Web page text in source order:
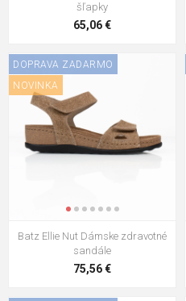
šľapky
65,06 €
DOPRAVA ZADARMO
NOVINKA
Batz Ellie Nut Dámske zdravotné
sandále
75,56 €